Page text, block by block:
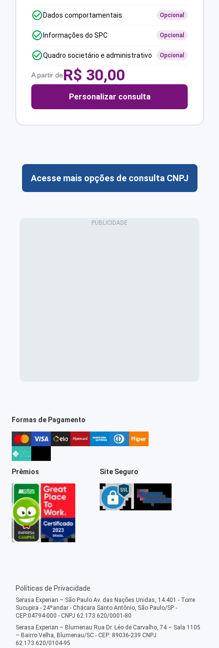
Dados comportamentais Opcional
Informações do SPC Opcional
Quadro societário e administrativo Opcional
A partir deR$ 30,00
Personalizar consulta
Acesse mais opções de consulta CNPJ
Formas de Pagamento
Prêmios Site Seguro
Políticas de Privacidade
Serasa Experian – São Paulo Av. das Nações Unidas, 14.401 - Torre
Sucupira - 24ºandar - Chácara Santo Antônio, São Paulo/SP -
CEP:04794-000 - CNPJ 62.173.620/0001-80
Serasa Experian – Blumenau Rua Dr. Léo de Carvalho, 74 – Sala 1105
– Bairro Velha, Blumenau/SC - CEP: 89036-239 CNPJ
62.173.620/0104-95